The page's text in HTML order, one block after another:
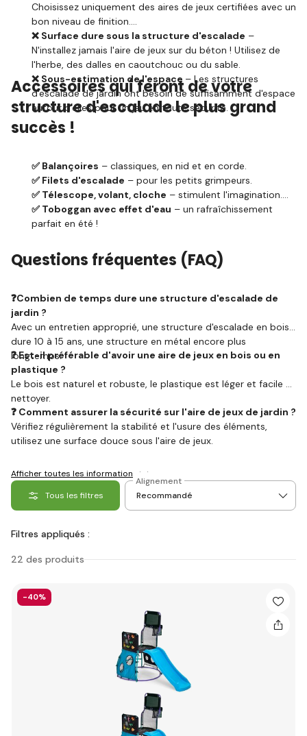
Choisissez uniquement des aires de jeux certifiées avec un
bon niveau de finition.
❌ Surface dure sous la structure d'escalade –
N'installez jamais l'aire de jeux sur du béton ! Utilisez de
l'herbe, des dalles en caoutchouc ou du sable.
❌ Sous-estimation de l'espace – Les structures
d'escalade de jardin ont besoin de suffisamment d'espace
autour d'elles pour un jeu en toute sécurité.
Accessoires qui feront de votre
structure d'escalade le plus grand
succès !
✅ Balançoires – classiques, en nid et en corde.
✅ Filets d'escalade – pour les petits grimpeurs.
✅ Télescope, volant, cloche – stimulent l'imagination.
✅ Toboggan avec effet d'eau – un rafraîchissement
parfait en été !
Questions fréquentes (FAQ)
❓Combien de temps dure une structure d'escalade de
jardin ?
Avec un entretien approprié, une structure d'escalade en bois
dure 10 à 15 ans, une structure en métal encore plus
longtemps.
❓ Est-il préférable d'avoir une aire de jeux en bois ou en
plastique ?
Le bois est naturel et robuste, le plastique est léger et facile à
nettoyer.
❓ Comment assurer la sécurité sur l'aire de jeux de jardin ?
Vérifiez régulièrement la stabilité et l'usure des éléments,
utilisez une surface douce sous l'aire de jeux.
Afficher toutes les informations
Tous les filtres
Alignement
Filtres appliqués :
22 des produits
-40%